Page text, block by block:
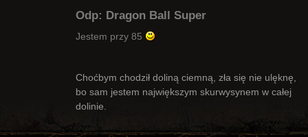
Odp: Dragon Ball Super
Jestem przy 85
Choćbym chodził doliną ciemną, zła się nie ulęknę,
bo sam jestem największym skurwysynem w całej
dolinie.